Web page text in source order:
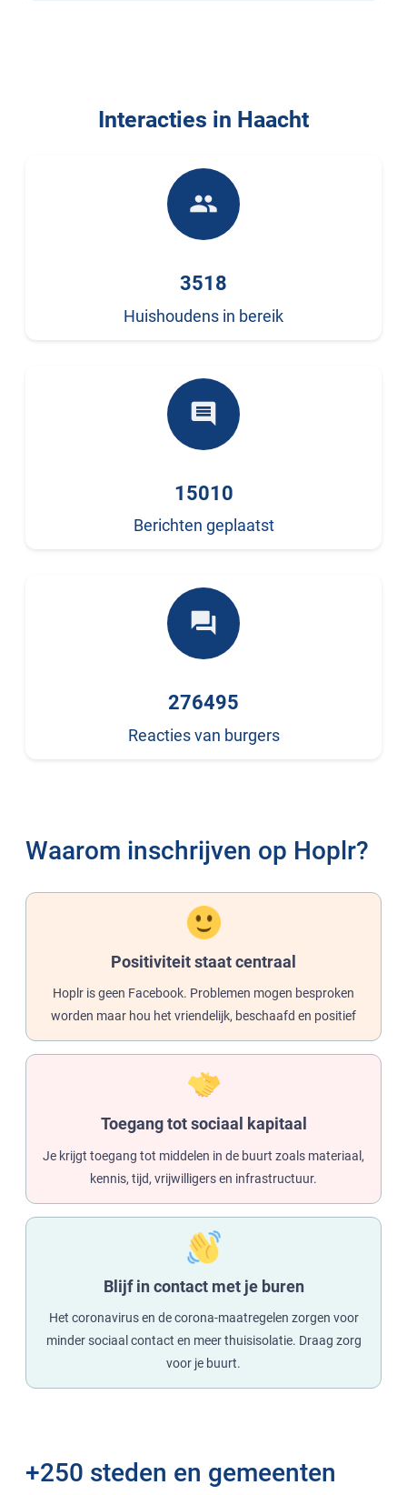
Interacties in Haacht
people
3518
Huishoudens in bereik
comment
15010
Berichten geplaatst
forum
276495
Reacties van burgers
Waarom inschrijven op Hoplr?
Positiviteit staat centraal
Hoplr is geen Facebook. Problemen mogen besproken
worden maar hou het vriendelijk, beschaafd en positief
Toegang tot sociaal kapitaal
Je krijgt toegang tot middelen in de buurt zoals materiaal,
kennis, tijd, vrijwilligers en infrastructuur.
Blijf in contact met je buren
Het coronavirus en de corona-maatregelen zorgen voor
minder sociaal contact en meer thuisisolatie. Draag zorg
voor je buurt.
+250 steden en gemeenten